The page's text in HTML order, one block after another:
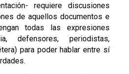
requiere discusiones
de aquellos documentos e
todas las expresiones
defensores, periodistas,
para poder hablar entre sí